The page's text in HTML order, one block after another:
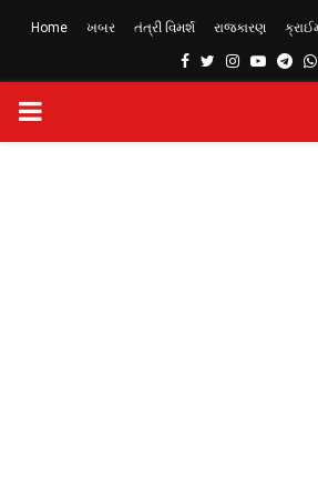
Home ખબર તંત્રી વિમર્શ રાજકારણ
Facebook
TwitterInstagram
Youtube
PRIMARY